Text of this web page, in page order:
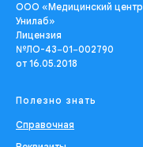
ООО «Медицинский центр
Унилаб»
Лицензия
№ЛО-43−01−002790
от 16.05.2018
Полезно знать
Справочная